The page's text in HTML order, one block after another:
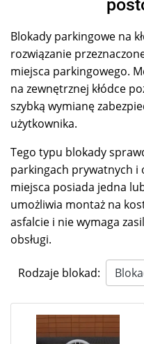
Blokady parkingowe na
rozwiązanie
miejsca parkingowego.
na zewnętrznej kłódce
szybką wymianę
użytkownika.
Tego typu blokady
parkingach prywatnych i
miejsca posiada jedna
umożliwia montaż na
asfalcie i nie wymaga
obsługi.
Rodzaje blokad: